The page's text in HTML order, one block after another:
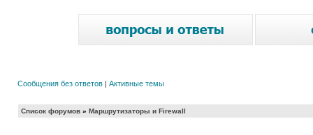
Сообщения без ответов | Активные темы
Список форумов » Маршрутизаторы и Firewall